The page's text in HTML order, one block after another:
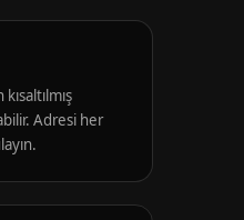
Adresi her